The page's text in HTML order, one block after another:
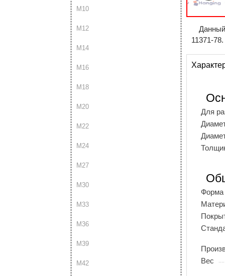
М10
М12
М14
М16
М18
М20
М22
М24
М27
М30
М33
М36
М39
М42
11371-78.
Для
Вес